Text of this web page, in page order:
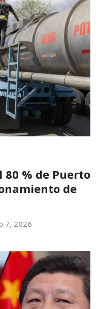
% de Puerto
de
7, 2026